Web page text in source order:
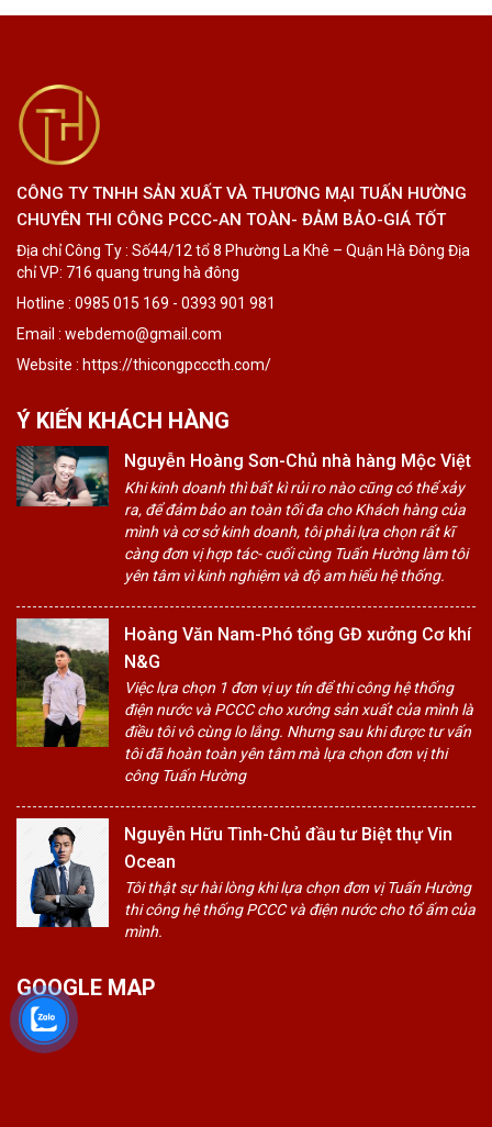
CÔNG TY TNHH SẢN XUẤT VÀ THƯƠNG MẠI TUẤN HƯỜNG
CHUYÊN THI CÔNG PCCC-AN TOÀN- ĐẢM BẢO-GIÁ TỐT
Địa chỉ Công Ty : Số44/12 tổ 8 Phường La Khê – Quận Hà Đông Địa
chỉ VP: 716 quang trung hà đông
Hotline : 0985 015 169 - 0393 901 981
Email : webdemo@gmail.com
Website : https://thicongpcccth.com/
Ý KIẾN KHÁCH HÀNG
Nguyễn Hoàng Sơn-Chủ nhà hàng Mộc Việt
Khi kinh doanh thì bất kì rủi ro nào cũng có thể xảy
ra, để đảm bảo an toàn tối đa cho Khách hàng của
mình và cơ sở kinh doanh, tôi phải lựa chọn rất kĩ
càng đơn vị hợp tác- cuối cùng Tuấn Hường làm tôi
yên tâm vì kinh nghiệm và độ am hiểu hệ thống.
Hoàng Văn Nam-Phó tổng GĐ xưởng Cơ khí
N&G
Việc lựa chọn 1 đơn vị uy tín để thi công hệ thống
điện nước và PCCC cho xưởng sản xuất của mình là
điều tôi vô cùng lo lắng. Nhưng sau khi được tư vấn
tôi đã hoàn toàn yên tâm mà lựa chọn đơn vị thi
công Tuấn Hường
Nguyễn Hữu Tình-Chủ đầu tư Biệt thự Vin
Ocean
Tôi thật sự hài lòng khi lựa chọn đơn vị Tuấn Hường
thi công hệ thống PCCC và điện nước cho tổ ấm của
mình.
GOOGLE MAP